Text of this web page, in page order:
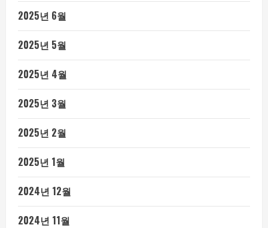
2025년 6월
2025년 5월
2025년 4월
2025년 3월
2025년 2월
2025년 1월
2024년 12월
2024년 11월